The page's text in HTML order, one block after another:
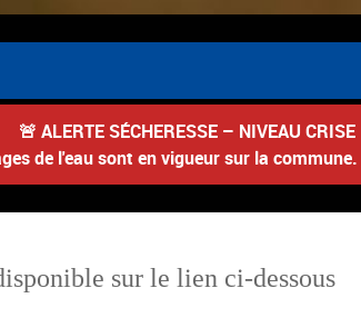
🚨 ALERTE SÉCHERESSE – NIVEAU CRISE
de l'eau sont en vigueur sur la commune.
sur le lien ci-dessous